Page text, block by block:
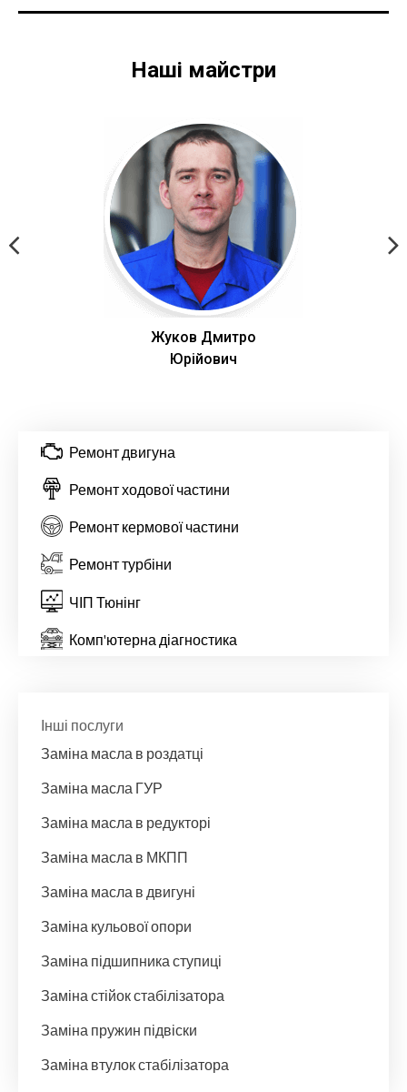
Наші майстри
Жуков Дмитро
Юрійович
Ремонт двигуна
Ремонт ходової частини
Ремонт кермової частини
Ремонт турбіни
ЧІП Тюнінг
Комп'ютерна діагностика
Інші послуги
Заміна масла в роздатці
Заміна масла ГУР
Заміна масла в редукторі
Заміна масла в МКПП
Заміна масла в двигуні
Заміна кульової опори
Заміна підшипника ступиці
Заміна стійок стабілізатора
Заміна пружин підвіски
Заміна втулок стабілізатора